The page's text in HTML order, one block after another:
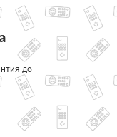
до